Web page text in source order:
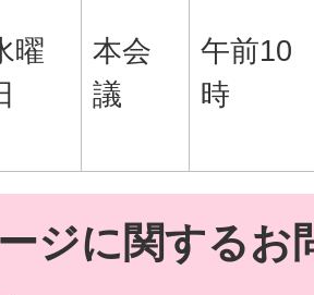
曜
本会
議
午前10
時
ジに関するお